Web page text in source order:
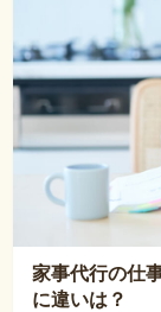
家事代行の仕
に違いは？